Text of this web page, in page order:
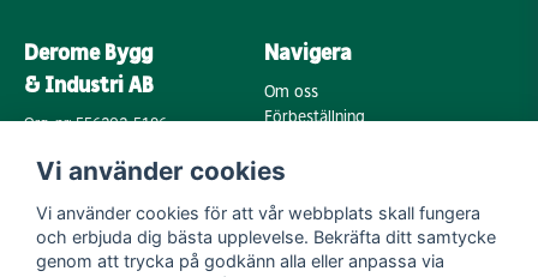
Derome Bygg
& Industri AB
Org. nr: 556202-5196
43248 Varberg
Kontakta oss
Mail:
Navigera
Om oss
Förbeställning
Köpvillkor
Integritetspolicy
Cookies
Vi använder cookies
Vi använder cookies för att vår webbplats skall fungera
och erbjuda dig bästa upplevelse. Bekräfta ditt samtycke
genom att trycka på godkänn alla eller anpassa via